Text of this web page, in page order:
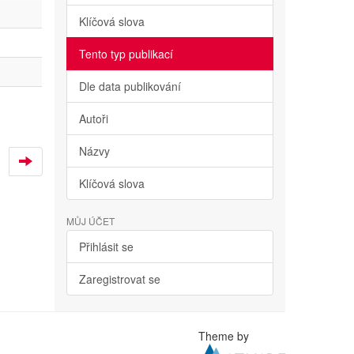
Klíčová slova
Tento typ publikací
Dle data publikování
Autoři
Názvy
Klíčová slova
MŮJ ÚČET
Přihlásit se
Zaregistrovat se
Theme by